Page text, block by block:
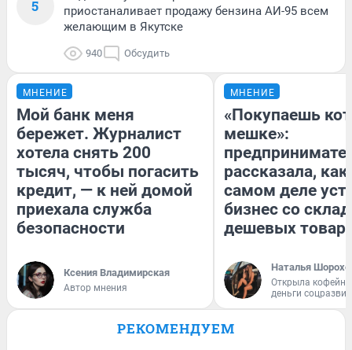
5
приостаналивает продажу бензина АИ-95 всем
желающим в Якутске
940 Обсудить
МНЕНИЕ
Мой банк меня
бережет. Журналист
хотела снять 200
тысяч, чтобы погасить
кредит, — к ней домой
приехала служба
безопасности
Ксения Владимирская
Автор мнения
МНЕНИЕ
«Покупаешь
мешке»:
рассказала, как
самом деле
бизнес со
дешевых
Наталья
Открыла
деньги
РЕКОМЕНДУЕМ